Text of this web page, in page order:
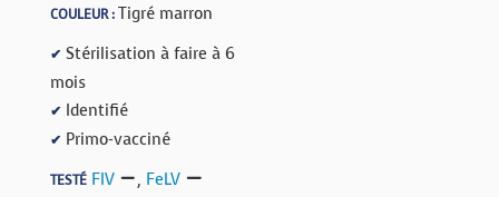
COULEUR :Tigré marron
✔ Stérilisation à faire à 6
mois
✔ Identifié
✔ Primo-vacciné
TESTÉ FIV , FeLV